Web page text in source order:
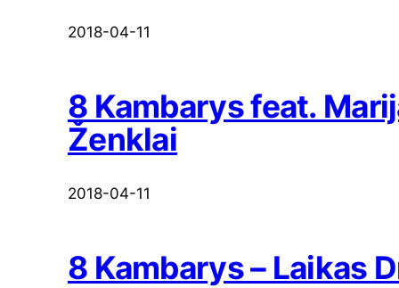
2018-04-11
8 Kambarys feat.
Ženklai
2018-04-11
8 Kambarys – Laikas